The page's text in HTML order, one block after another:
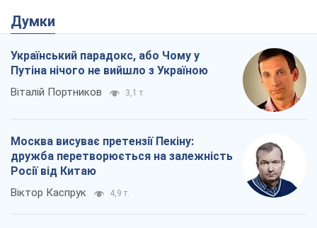
Думки
Український парадокс, або Чому у
Путіна нічого не вийшло з Україною
Віталій Портников 3,1 т.
Москва висуває претензії Пекіну:
дружба перетворюється на залежність
Росії від Китаю
Віктор Каспрук 4,9 т.